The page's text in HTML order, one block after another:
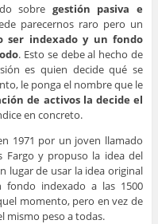
sobre gestión pasiva e
parecernos raro pero un
ser indexado y un fondo
. Esto se debe al hecho de
es quien decide qué se
le ponga el nombre que le
de activos la decide el
en concreto.
1971 por un joven llamado
Fargo y propuso la idea del
lugar de usar la idea original
fondo indexado a las 1500
momento, pero en vez de
mismo peso a todas.